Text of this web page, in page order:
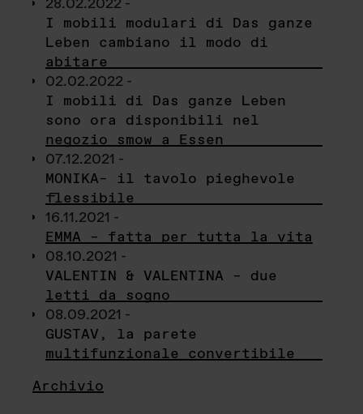
I mobili modulari di Das ganze
Leben cambiano il modo di
abitare
02.02.2022 -
I mobili di Das ganze Leben
sono ora disponibili nel
negozio smow a Essen
07.12.2021 -
MONIKA– il tavolo pieghevole
flessibile
16.11.2021 -
EMMA – fatta per tutta la vita
08.10.2021 -
VALENTIN & VALENTINA – due
letti da sogno
08.09.2021 -
GUSTAV, la parete
multifunzionale convertibile
Archivio